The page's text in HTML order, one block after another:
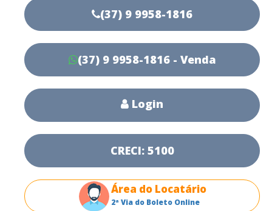
(37) 9 9958-1816
(37) 9 9958-1816 - Venda
Login
CRECI: 5100
Área do Locatário
2ª Via do Boleto Online